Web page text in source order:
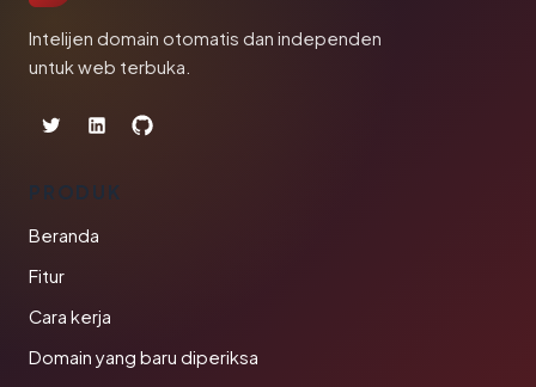
Intelijen domain otomatis dan independen
untuk web terbuka.
PRODUK
Beranda
Fitur
Cara kerja
Domain yang baru diperiksa